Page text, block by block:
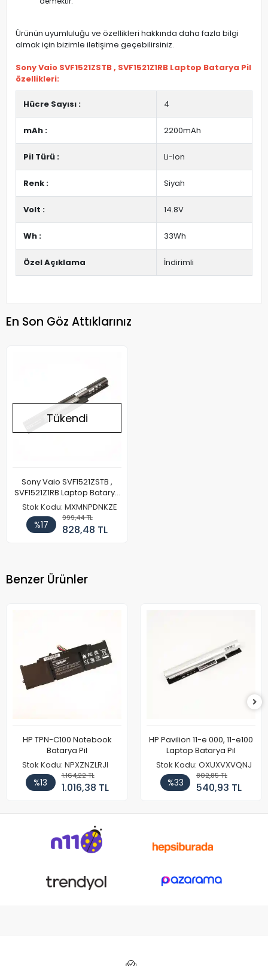
Ürünün uyumluluğu ve özellikleri hakkında daha fazla bilgi
almak için bizimle iletişime geçebilirsiniz.
Sony Vaio SVF1521ZSTB , SVF1521Z1RB Laptop Batarya Pil
özellikleri:
Hücre Sayısı : 4
mAh : 2200mAh
Pil Türü : Li-Ion
Renk : Siyah
Volt : 14.8V
Wh : 33Wh
Özel Açıklama İndirimli
En Son Göz Attıklarınız
Tükendi
Sony Vaio SVF1521ZSTB ,
SVF1521Z1RB Laptop Batarya
Pil
Stok Kodu: MXMNPDNKZE
%17
999,44 TL
828,48 TL
Benzer Ürünler
HP TPN-C100 Notebook
Batarya Pil
Stok Kodu: NPXZNZLRJI
%13
1.164,22 TL
1.016,38 TL
HP Pavilion 11-e 000, 11-e100
Laptop Batarya Pil
Stok Kodu: OXUXVXVQNJ
%33
802,85 TL
540,93 TL